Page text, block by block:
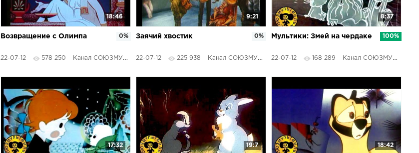
18:46
Возвращение с Олимпа
22-07-12 578 250 Канал СОЮЗМУЛЬТФИЛЬМЫ
0%
9:21
Заячий хвостик
22-07-12 225 938 Канал СОЮЗМУЛЬТФИЛЬМЫ
0%
8:37
Мультики: Змей на чердаке
22-07-12 168 289 Канал СОЮЗМУЛЬТФИЛЬМЫ
100%
17:32 19:7 18:42